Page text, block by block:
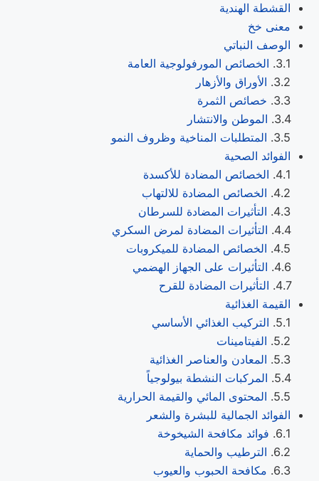
القشطة الهندية
معنى خخ
الوصف النباتي
الخصائص المورفولوجية العامة
الأوراق والأزهار
خصائص الثمرة
الموطن والانتشار
المتطلبات المناخية وظروف النمو
الفوائد الصحية
الخصائص المضادة للأكسدة
الخصائص المضادة للالتهاب
التأثيرات المضادة للسرطان
التأثيرات المضادة لمرض السكري
الخصائص المضادة للميكروبات
التأثيرات على الجهاز الهضمي
التأثيرات المضادة للقرح
القيمة الغذائية
التركيب الغذائي الأساسي
الفيتامينات
المعادن والعناصر الغذائية
المركبات النشطة بيولوجياً
المحتوى المائي والقيمة الحرارية
الفوائد الجمالية للبشرة والشعر
فوائد مكافحة الشيخوخة
الترطيب والحماية
مكافحة الحبوب والعيوب